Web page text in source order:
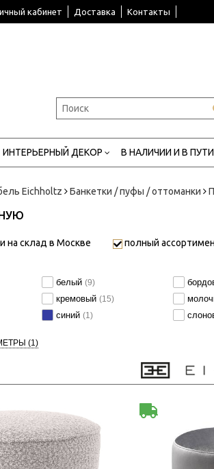
кабинет Доставка Контакты
ИНТЕРЬЕРНЫЙ ДЕКОР В НАЛИЧИИ И В ПУТИ
Eichholtz Банкетки / пуфы / оттоманки
на склад в Москве полный
белый (9)
кремовый (15)
синий (1)
(1)